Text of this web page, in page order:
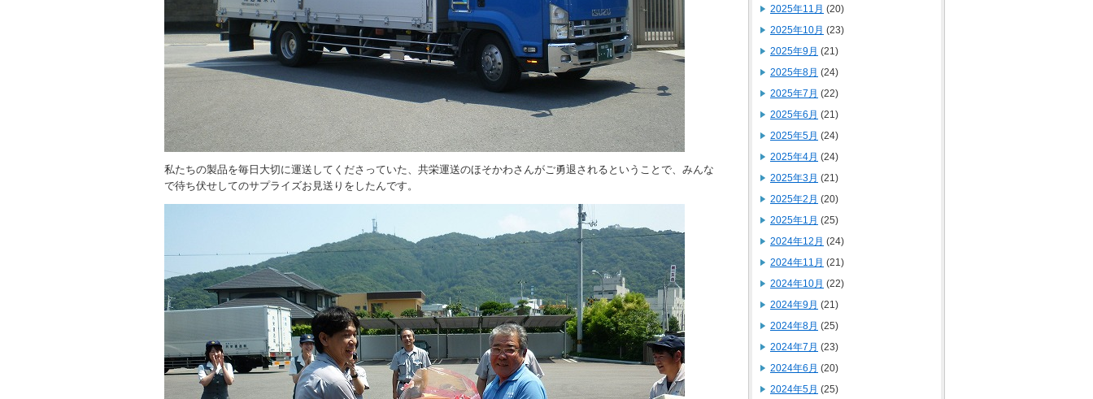
私たちの製品を毎日大切に運送してくださっていた、共栄運送のほそかわさんがご勇退されるということで、みんな
で待ち伏せしてのサプライズお見送りをしたんです。
2025年11月 (20)
2025年10月 (23)
2025年9月 (21)
2025年8月 (24)
2025年7月 (22)
2025年6月 (21)
2025年5月 (24)
2025年4月 (24)
2025年3月 (21)
2025年2月 (20)
2025年1月 (25)
2024年12月 (24)
2024年11月 (21)
2024年10月 (22)
2024年9月 (21)
2024年8月 (25)
2024年7月 (23)
2024年6月 (20)
2024年5月 (25)